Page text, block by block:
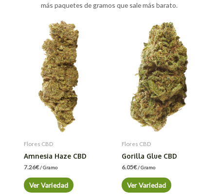
más paquetes de gramos que sale más barato.
Flores CBD
Amnesia Haze CBD
7.26€/ Gramo
Ver Variedad
Flores CBD
Gorilla Glue CBD
6.05€/ Gramo
Ver Variedad